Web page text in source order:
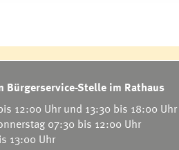
Bürgerservice-Stelle im Rathaus
12:00 Uhr und 13:30 bis 18:00 Uhr
07:30 bis 12:00 Uhr
13:00 Uhr